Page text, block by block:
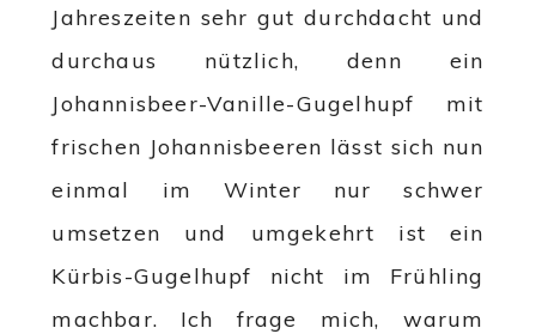
Jahreszeiten sehr gut durchdacht und
durchaus nützlich, denn ein
Johannisbeer-Vanille-Gugelhupf mit
frischen Johannisbeeren lässt sich nun
einmal im Winter nur schwer
umsetzen und umgekehrt ist ein
Kürbis-Gugelhupf nicht im Frühling
machbar. Ich frage mich, warum